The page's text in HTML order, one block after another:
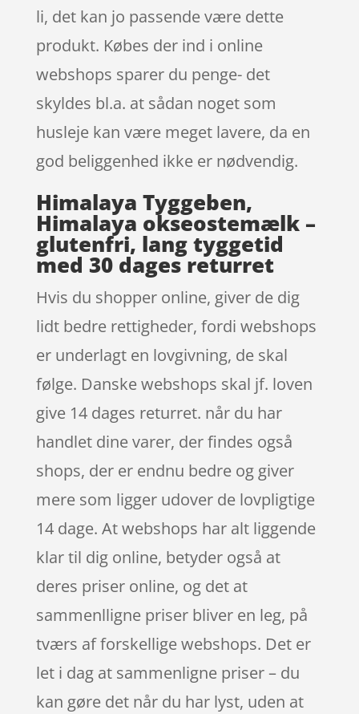
li, det kan jo passende være dette
produkt. Købes der ind i online
webshops sparer du penge- det
skyldes bl.a. at sådan noget som
husleje kan være meget lavere, da en
god beliggenhed ikke er nødvendig.
Himalaya Tyggeben,
Himalaya okseostemælk –
glutenfri, lang tyggetid
med 30 dages returret
Hvis du shopper online, giver de dig
lidt bedre rettigheder, fordi webshops
er underlagt en lovgivning, de skal
følge. Danske webshops skal jf. loven
give 14 dages returret. når du har
handlet dine varer, der findes også
shops, der er endnu bedre og giver
mere som ligger udover de lovpligtige
14 dage. At webshops har alt liggende
klar til dig online, betyder også at
deres priser online, og det at
sammenlligne priser bliver en leg, på
tværs af forskellige webshops. Det er
let i dag at sammenligne priser – du
kan gøre det når du har lyst, uden at